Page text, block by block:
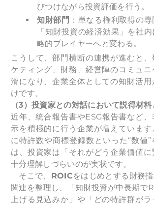
びつけながら投資評価を行う。
知財部門 ：単なる権利取得の専
「知財投資の経済効果」を社
略的プレイヤーへと変わる。
こうして、部門横断の連携が進むと
ケティング、財務、経営陣のコミュニ
滑になり、企業全体としての知財活
けです。
（3）投資家との対話において説得材料
近年、統合報告書やESG報告書など
示を積極的に行う企業が増えています
に特許数や商標登録数といった“数値
は、投資家は「それがどう企業価値に
十分理解しづらいのが実状です。
そこで、 ROICをはじめとする財務
関連を整理し、「知財投資が中長期で
上げる見込みか」や「どの特許群がラ